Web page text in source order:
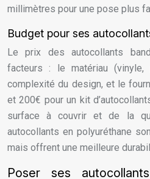
millimètres pour une pose plus
Budget pour ses
Le prix des autocollants
facteurs : le matériau (vinyle,
complexité du design, et le
et 200€ pour un kit
surface à couvrir et de la
autocollants en polyuréthane
mais offrent une meilleure
Poser ses